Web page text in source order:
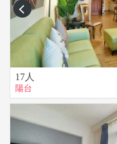
prev
17人
陽台